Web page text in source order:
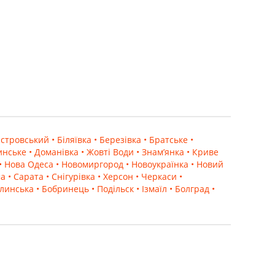
вибір для парковання, під’їзних
як елементиодного кольору, так і багатоколірні
зон, до 80–100 мм ділянок із
тротуарна плитка і бруківка гармонійно
• Біляївка • Березівка • Братське •
• Доманівка • Жовті Води • Знам’янка • Криве
• Нова Одеса • Новомиргород • Новоукраїнка • Новий
• Сарата • Снігурівка • Херсон • Черкаси •
• Бобринець • Подільск • Ізмаїл • Болград •